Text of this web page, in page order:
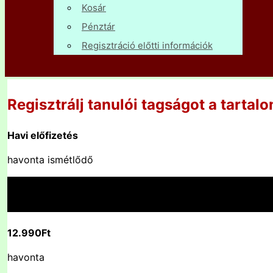
Kosár
Pénztár
Regisztráció előtti információk
Regisztrálj tanulói tagságot a
Havi előfizetés
havonta ismétlődő
12.990Ft
havonta